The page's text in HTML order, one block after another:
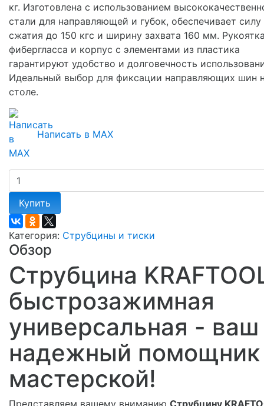
кг. Изготовлена с использованием
стали для направляющей и губок, обеспечивает силу
сжатия до 150 кгс и ширину захвата 160 мм.
фибергласса и корпус с элементами из пластика
гарантируют удобство и долговечность
Идеальный выбор для фиксации направляющих шин
столе.
Написать в MAX
Купить
Категория: Струбцины и тиски
Обзор
Струбцина
быстрозажимная
универсальная - ваш
надежный помощник
мастерской!
Представляем вашему вниманию Струбцину